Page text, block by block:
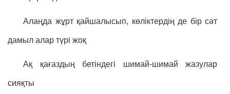
Алаңда жұрт қайшалысып, көліктердің де бір сәт
дамыл алар түрі жоқ
Ақ қағаздың бетіндегі шимай-шимай жазулар
сияқты